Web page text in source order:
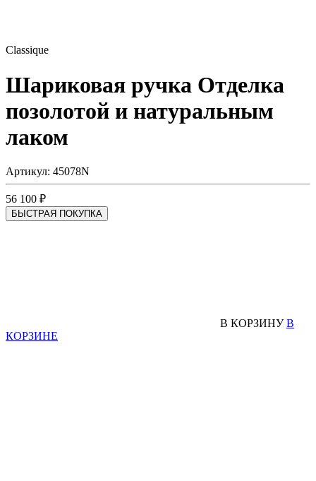
Classique
Шариковая ручка Отделка
позолотой и натуральным
лаком
Артикул: 45078N
56 100 ₽
БЫСТРАЯ ПОКУПКА
В КОРЗИНУ В
КОРЗИНЕ